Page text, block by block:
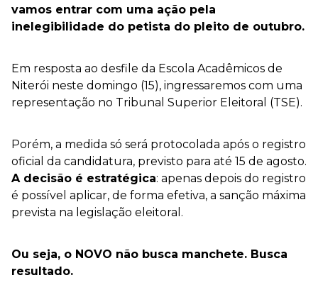
vamos entrar com uma ação pela
inelegibilidade do petista do pleito de outubro.
Em resposta ao desfile da Escola Acadêmicos de
Niterói neste domingo (15), ingressaremos com uma
representação no Tribunal Superior Eleitoral (TSE).
Porém, a medida só será protocolada após o registro
oficial da candidatura, previsto para até 15 de agosto.
A decisão é estratégica: apenas depois do registro
é possível aplicar, de forma efetiva, a sanção máxima
prevista na legislação eleitoral.
Ou seja, o NOVO não busca manchete. Busca
resultado.